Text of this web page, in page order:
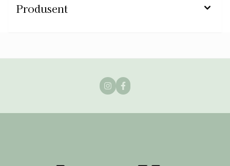
Produsent